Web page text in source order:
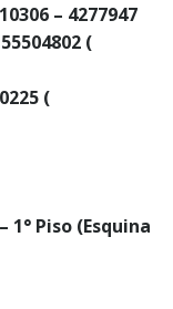
– 4277947
(
(
1° Piso (Esquina